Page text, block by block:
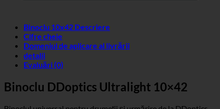
Binoclu 10x42 Descriere
Cifre cheie
Domeniul de aplicare al livrării
detalii
Evaluări (0)
Binoclu DDoptics Ultralight 10×42